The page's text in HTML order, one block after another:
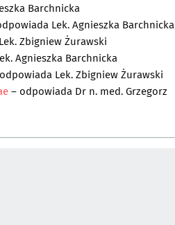
Barchnicka
Lek. Agnieszka Barchnicka
Lek. Zbigniew Żurawski
Agnieszka Barchnicka
Lek. Zbigniew Żurawski
– odpowiada Dr n. med. Grzegorz